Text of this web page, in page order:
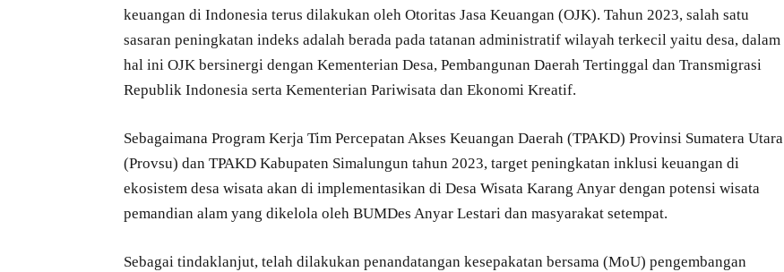
keuangan di Indonesia terus dilakukan oleh Otoritas Jasa Keuangan (OJK). Tahun 2023, salah satu
sasaran peningkatan indeks adalah berada pada tatanan administratif wilayah terkecil yaitu desa, dalam
hal ini OJK bersinergi dengan Kementerian Desa, Pembangunan Daerah Tertinggal dan Transmigrasi
Republik Indonesia serta Kementerian Pariwisata dan Ekonomi Kreatif.
Sebagaimana Program Kerja Tim Percepatan Akses Keuangan Daerah (TPAKD) Provinsi Sumatera Utara
(Provsu) dan TPAKD Kabupaten Simalungun tahun 2023, target peningkatan inklusi keuangan di
ekosistem desa wisata akan di implementasikan di Desa Wisata Karang Anyar dengan potensi wisata
pemandian alam yang dikelola oleh BUMDes Anyar Lestari dan masyarakat setempat.
Sebagai tindaklanjut, telah dilakukan penandatangan kesepakatan bersama (MoU) pengembangan